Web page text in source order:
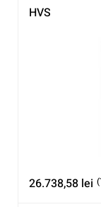
HVS
26.738,58 lei